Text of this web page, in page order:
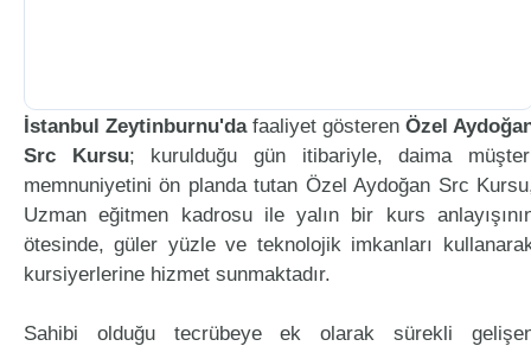
İstanbul Zeytinburnu'dafaaliyet gösteren Özel
Src Kursu; kurulduğu gün itibariyle, daima
memnuniyetini ön planda tutan Özel Aydoğan Src
Uzman eğitmen kadrosu ile yalın bir kurs
ötesinde, güler yüzle ve teknolojik imkanları
kursiyerlerine hizmet sunmaktadır.
Sahibi olduğu tecrübeye ek olarak sürekli